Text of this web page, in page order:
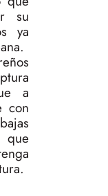
su
ya
a
con